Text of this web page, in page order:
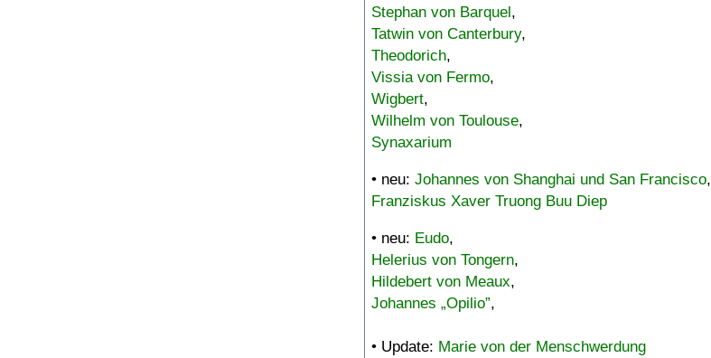
Stephan von Barquel,
Tatwin von Canterbury,
Theodorich,
Vissia von Fermo,
Wigbert,
Wilhelm von Toulouse,
Synaxarium
• neu: Johannes von Shanghai und San Francisco,
Franziskus Xaver Truong Buu Diep
• neu: Eudo,
Helerius von Tongern,
Hildebert von Meaux,
Johannes „Opilio”,
• Update: Marie von der Menschwerdung